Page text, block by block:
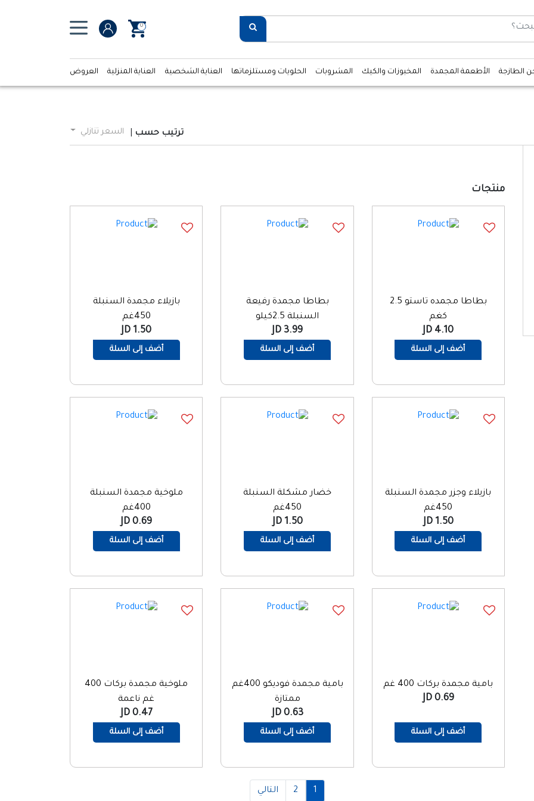
0
الطازجة الأطعمة المجمدة المخبوزات والكيك المشروبات الحلويات ومستلزماتها العناية الشخصية العناية المنزلية العروض
ترتيب حسب السعر تنازلي
منتجات
بطاطا مجمده تاستو 2.5
كغم
4.10 JD
أضف إلى السلة
بطاطا مجمدة رفيعة
السنبلة 2.5كيلو
3.99 JD
أضف إلى السلة
بازيلاء مجمدة السنبلة
450غم
1.50 JD
أضف إلى السلة
بازيلاء وجزر مجمدة السنبلة
450غم
1.50 JD
أضف إلى السلة
خضار مشكلة السنبلة
450غم
1.50 JD
أضف إلى السلة
ملوخية مجمدة السنبلة
400غم
0.69 JD
أضف إلى السلة
بامية مجمدة بركات 400 غم
0.69 JD
أضف إلى السلة
بامية مجمدة فوديكو 400غم
ممتازة
0.63 JD
أضف إلى السلة
ملوخية مجمدة بركات 400
غم ناعمة
0.47 JD
أضف إلى السلة
1
2 التالي